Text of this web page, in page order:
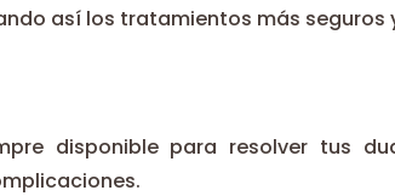
así los tratamientos más seguros
disponible para resolver tus